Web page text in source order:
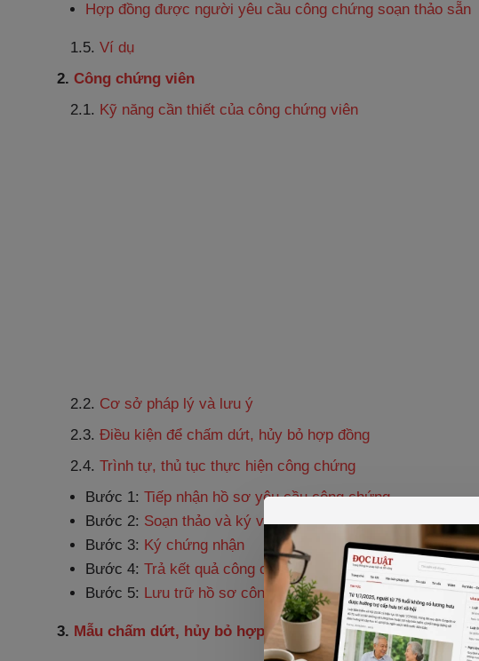
Hợp đồng được người yêu cầu công chứng soạn thảo sẵn
1.5. Ví dụ
2. Công chứng viên
2.1. Kỹ năng cần thiết của công chứng viên
2.2. Cơ sở pháp lý và lưu ý
2.3. Điều kiện để chấm dứt, hủy bỏ hợp đồng
2.4. Trình tự, thủ tục thực hiện công chứng
Bước 1: Tiếp nhận hồ sơ yêu cầu công chứng
Bước 2: Soạn thảo và ký văn bản
Bước 3: Ký chứng nhận
Bước 4: Trả kết quả công chứng
Bước 5: Lưu trữ hồ sơ công chứng
3. Mẫu chấm dứt, hủy bỏ hợp đồng